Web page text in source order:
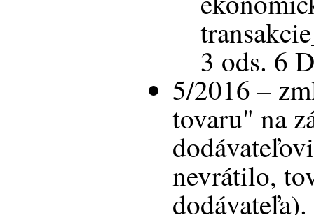
3 ods. 6
5/2016 –
tovaru" na
nevrátilo,
dodávateľa).